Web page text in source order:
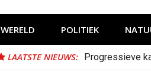
WERELD POLITIEK
LAATSTE NIEUWS: Progressieve